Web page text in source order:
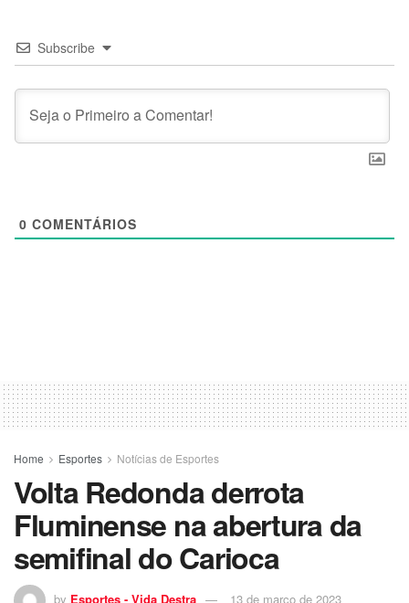
Subscribe
0 COMENTÁRIOS
Home Esportes Notícias de Esportes
Volta Redonda derrota
Fluminense na abertura da
semifinal do Carioca
by Esportes - Vida Destra 13 de março de 2023